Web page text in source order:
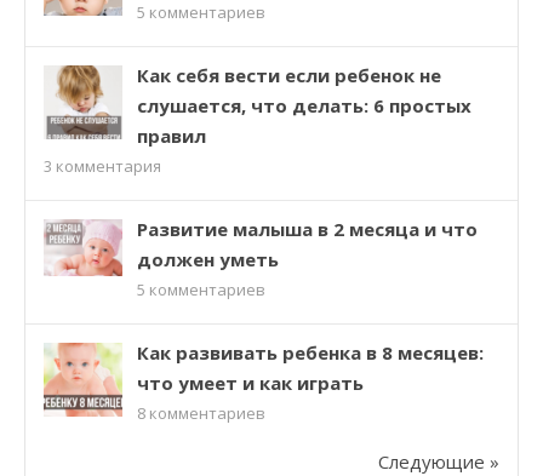
5 комментариев
Как себя вести если ребенок не
слушается, что делать: 6 простых
правил
3 комментария
Развитие малыша в 2 месяца и что
должен уметь
5 комментариев
Как развивать ребенка в 8 месяцев:
что умеет и как играть
8 комментариев
Следующие »